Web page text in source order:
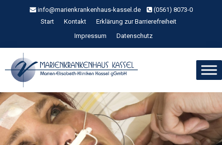
info@marienkrankenhaus-kassel.de
(0561) 8073-0
Start
Kontakt
Erklärung zur Barrierefreiheit
Impressum
Datenschutz